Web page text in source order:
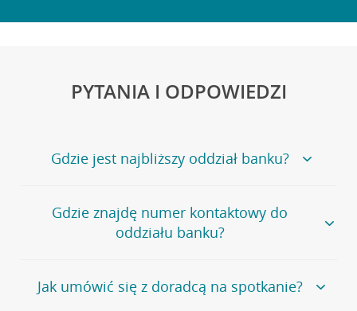
PYTANIA I ODPOWIEDZI
Gdzie jest najbliższy oddział banku?
Jeśli szukasz oddziału naszego banku, zapraszamy na
stronęPlacówki i bankomaty, na której znajduje się
wygodna wyszukiwarka.
oddziałów
Gdzie znajdę numer kontaktowy do
oddziału banku?
Bank Credit Agricole nie udostępnia ogólnego numeru
telefonu do placówki bankowej.
Jak umówić się z doradcą na spotkanie?